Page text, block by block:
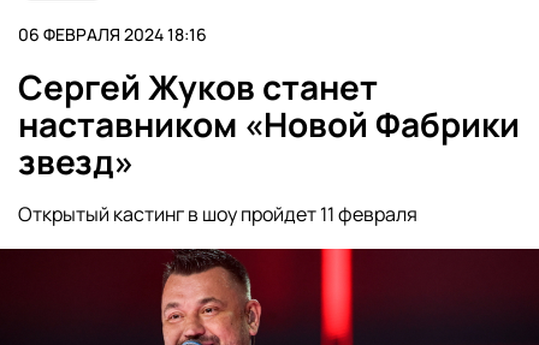
06 ФЕВРАЛЯ 2024 18:16
Сергей Жуков станет
наставником «Новой Фабрики
звезд»
Открытый кастинг в шоу пройдет 11 февраля